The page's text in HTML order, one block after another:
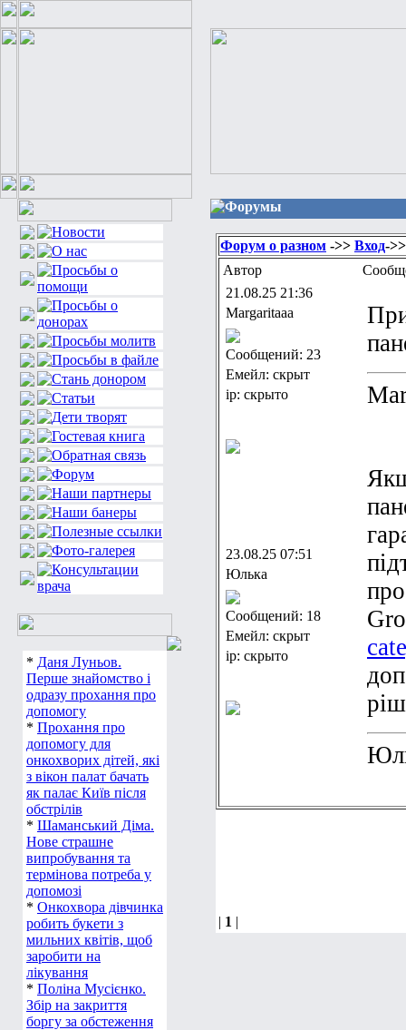
* Даня Луньов.
Перше знайомство і
одразу прохання про
допомогу
* Прохання про
допомогу для
онкохворих дітей, які
з вікон палат бачать
як палає Київ після
обстрілів
* Шаманський Діма.
Нове страшне
випробування та
термінова потреба у
допомозі
* Онкохвора дівчинка
робить букети з
мильних квітів, щоб
заробити на
лікування
* Поліна Мусієнко.
Збір на закриття
боргу за обстеження
Форумы
Форум о разном ->> Вход-
Автор
21.08.25 21:36
Margaritaaa
Сообщений: 23
Емейл: скрыт
ip: скрыто
23.08.25 07:51
Юлька
Сообщений: 18
Емейл: скрыт
ip: скрыто
| 1 |